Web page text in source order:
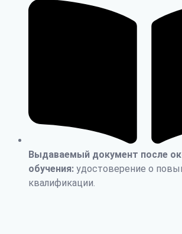
Выдаваемый документ после
обучения: удостоверение о
квалификации.